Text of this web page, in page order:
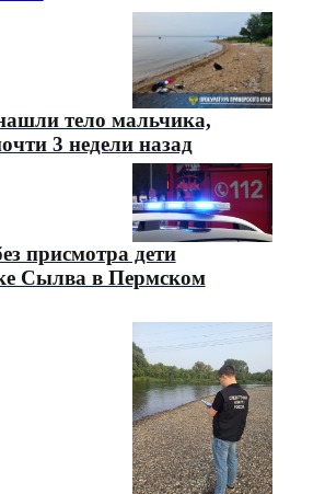
тело мальчика,
3 недели назад
присмотра дети
Сылва в Пермском